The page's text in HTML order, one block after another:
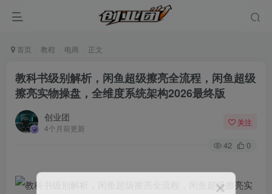
首页 教程 电商 正文
教科书级别解析，闲鱼超级擦亮全流程，闲鱼超级
擦亮实物操盘，全维度系统架构2026最终版
创业团
4个月前更新
关注
42 0